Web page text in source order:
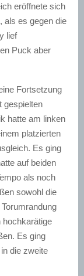
eröffnete sich
als es gegen die
lief
Puck aber
Fortsetzung
gespielten
hatte am linken
platzierten
Es ging
auf beiden
als noch
sowohl die
hochkarätige
Es ging
die zweite